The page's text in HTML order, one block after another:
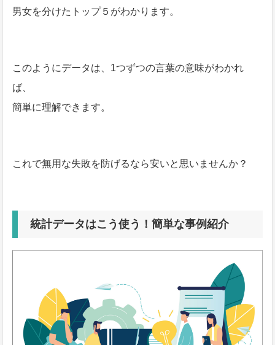
男女を分けたトップ５がわかります。
このようにデータは、1つずつの言葉の意味がわかれ
ば、
簡単に理解できます。
これで無用な失敗を防げるなら安いと思いませんか？
統計データはこう使う！簡単な事例紹介